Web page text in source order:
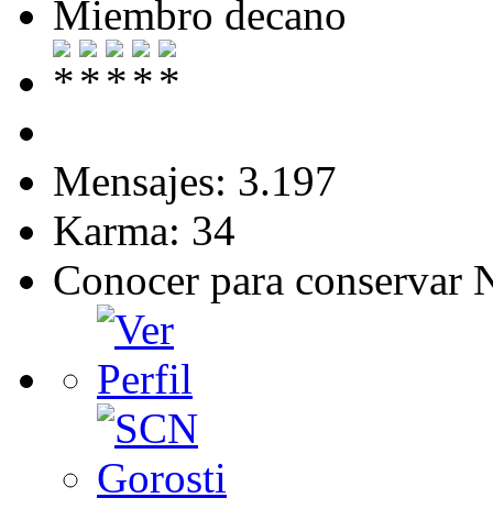
Miembro decano
Mensajes: 3.197
Karma: 34
Conocer para conservar